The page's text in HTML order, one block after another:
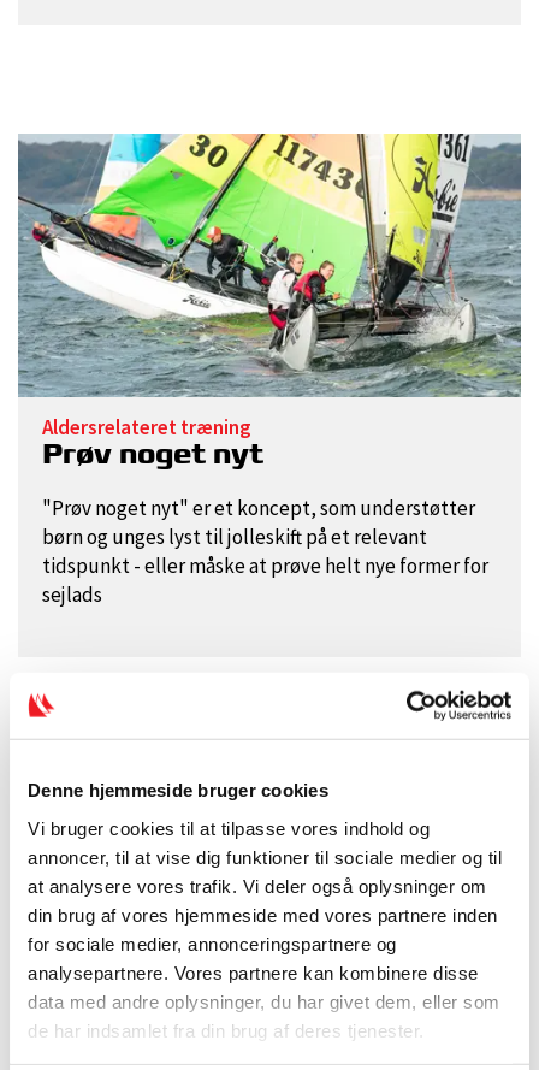
Denne hjemmeside bruger cookies
Vi bruger cookies til at tilpasse vores indhold og
annoncer, til at vise dig funktioner til sociale medier og til
at analysere vores trafik. Vi deler også oplysninger om
din brug af vores hjemmeside med vores partnere inden
for sociale medier, annonceringspartnere og
analysepartnere. Vores partnere kan kombinere disse
data med andre oplysninger, du har givet dem, eller som
de har indsamlet fra din brug af deres tjenester.
Aldersrelateret træning
Prøv noget nyt
"Prøv noget nyt" er et koncept, som understøtter
børn og unges lyst til jolleskift på et relevant
tidspunkt - eller måske at prøve helt nye former for
sejlads
Aldersrelateret træning
Vinteraktiviteter for børn og
unge